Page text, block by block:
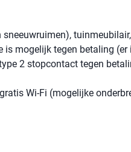
sneeuwruimen),
is mogelijk tegen betaling
2 stopcontact tegen
Wi-Fi (mogelijke